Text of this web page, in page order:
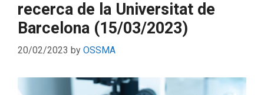
recerca de la Universitat de
Barcelona (15/03/2023)
20/02/2023 by OSSMA